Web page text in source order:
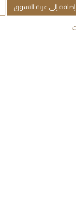
إضافة إلى عربة التسوق